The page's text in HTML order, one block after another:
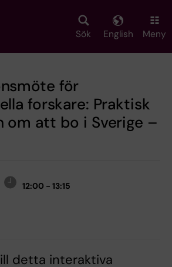
Sök English Meny
för
forskare: Praktisk
om att bo i Sverige –
12:00 - 13:15
detta interaktiva